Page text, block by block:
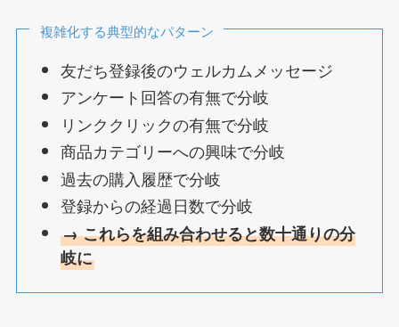
複雑化する典型的なパターン
友だち登録後のウェルカムメッセージ
アンケート回答の有無で分岐
リンククリックの有無で分岐
商品カテゴリーへの興味で分岐
過去の購入履歴で分岐
登録からの経過日数で分岐
→ これらを組み合わせると数十通りの分
岐に